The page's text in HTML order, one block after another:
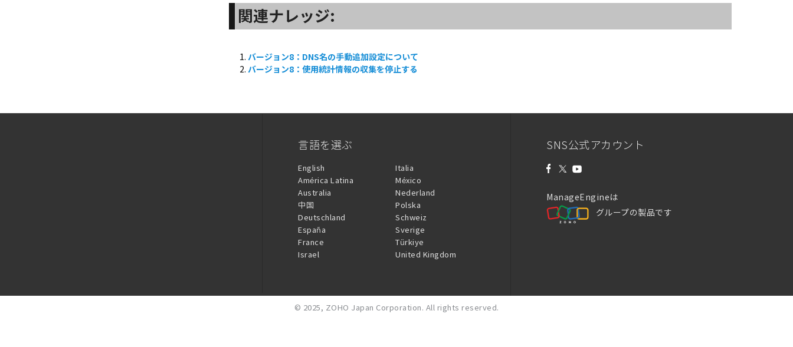
関連ナレッジ:
バージョン8：DNS名の手動追加設定について
バージョン8：使用統計情報の収集を停止する
言語を選ぶ
English
América Latina
Australia
中国
Deutschland
España
France
Israel
Italia
México
Nederland
Polska
Schweiz
Sverige
Türkiye
United Kingdom
SNS公式アカウント
ManageEngineは
グループの製品です
© 2025, ZOHO Japan Corporation. All rights reserved.